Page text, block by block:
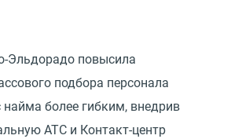
Эльдорадо повысила
подбора персонала
найма более гибким, внедрив
АТС и Контакт-центр